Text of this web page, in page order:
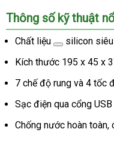
Lưỡi
Rung
Sạc
Điện
Thích
Cực
Mạnh
Thông số kỹ thuật
Chất liệu
silicon
Kích thước 195 x 45 x
7 chế độ rung và 4 tốc
Sạc điện qua cổng
Chống nước hoàn toàn,